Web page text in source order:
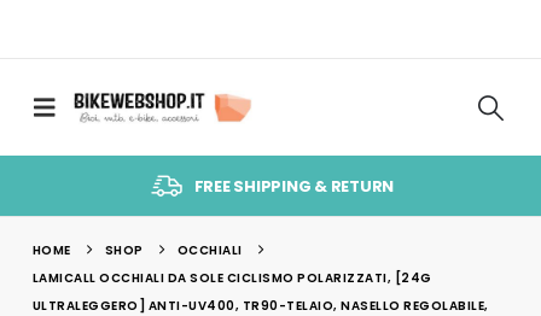
FREE SHIPPING & RETURN
HOME SHOP
OCCHIALI
LAMICALL OCCHIALI DA SOLE CICLISMO POLARIZZATI, [24G
ULTRALEGGERO] ANTI-UV400, TR90-TELAIO, NASELLO REGOLABILE,